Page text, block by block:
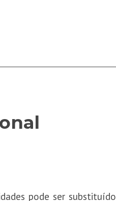
pode ser substituído